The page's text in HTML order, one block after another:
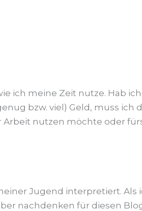
ich meine Zeit nutze. Hab
bzw. viel) Geld, muss ich
Arbeit nutzen möchte oder
Jugend interpretiert. Als
nachdenken für diesen